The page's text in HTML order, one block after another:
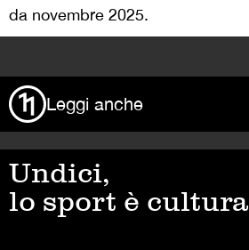
da novembre 2025.
Leggi anche
Undici,
lo sport è cultura